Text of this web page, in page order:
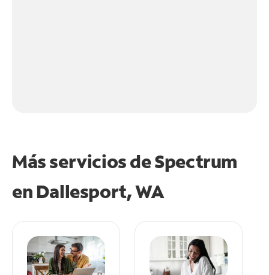
Más servicios de Spectrum
en Dallesport, WA